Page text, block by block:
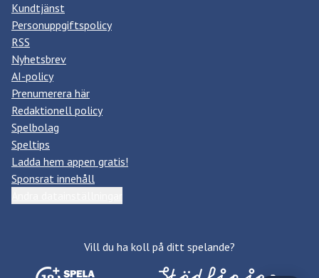
Kundtjänst
Personuppgiftspolicy
RSS
Nyhetsbrev
AI-policy
Prenumerera här
Redaktionell policy
Spelbolag
Speltips
Ladda hem appen gratis!
Sponsrat innehåll
Vill du ha koll på ditt spelande?